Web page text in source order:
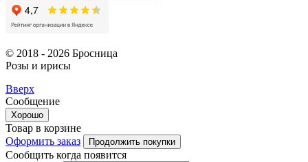
© 2018 - 2026 Бросница
Розы и ирисы
Вверх
Сообщение
Хорошо
Товар в корзине
Оформить заказ
Продолжить покупки
Сообщить когда появится